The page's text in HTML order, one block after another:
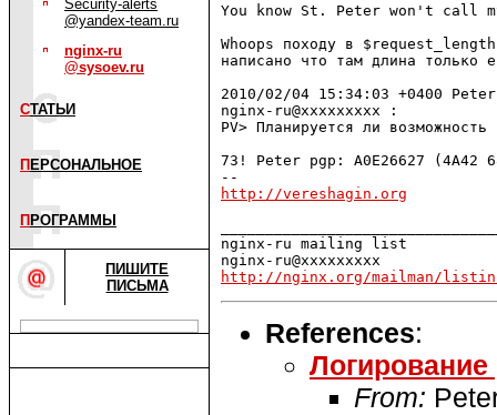
Security-alerts
@yandex-team.ru
nginx-ru
@sysoev.ru
СТАТЬИ
П ЕРСОНАЛЬНОЕ
П РОГРАММЫ
ПИШИТЕ
ПИСЬМА
You know St. Peter won't call
Whoops походу в
написано что там длина
2010/02/04 15:34:03 +0400
nginx-ru@xxxxxxxxx :
PV> Планируется ли
73! Peter pgp: A0E26627 (4A42
http://vereshagin.org
nginx-ru mailing list
http://nginx.org/mailman/
References:
Логирование
From: